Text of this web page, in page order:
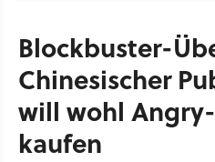
Blockbuster-
Chinesischer
will wohl
kaufen